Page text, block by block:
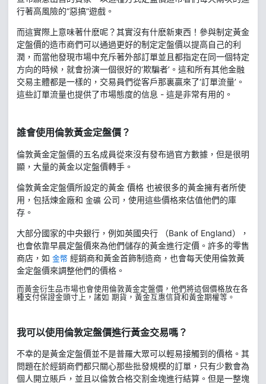
行著高風險的“惡搞”遊戲。
而這實際上意味著什麽呢？其實沒有什麽新東西！參與制定黃金
定盤價的造市商們可以通過更好的制定定盤價以提高自己的利
潤，而當他發現市場中充斥著外部訂單並且都指定在同一個特定
方向的時候，就會扮演一個很好的‘欺騙者’。這和所有其他金融
交易主體都是一樣的，交易員們從客戶那裏贏來了‘訂單流量’。
這些訂單流量也提供了市場態度的信息 - 這是非常有用的。
誰會使用倫敦黃金定盤價 ？
倫敦黃金定盤價的五名成員從來沒有發布過官方數據，但是很明
顯，大量的黃金以定盤價轉手。
倫敦黃金定盤價所設定的黃金 價格 也被很多的黃金擁有者所使
用，包括煉金廠和 金礦 公司，使用這些價格來估值他們的庫
存。
大部分國家的中央銀行，例如英國央行 （Bank of England），
也會依靠早晨定盤價來為他們儲存的黃金進行定價。許多的零售
商店，如 金幣 經銷商和黃金首飾制造商，也會每天使用倫敦黃
金定盤價來調整他們的價格。
而黃金衍生品市場也會使用倫敦黃金定盤價，他們將這個價格放在各
種支付保證金頭寸上，諸如 期貨，黃金互惠信貸和黃金期權等。
我可以使用倫敦定盤價進行黃金交易嗎？
不幸的是黃金定盤價並不是普羅大眾可以輕易接觸到的價格。其
問題在於經銷商們都只關心那些批發規模的訂單，只有少數會為
個人開立賬戶，並且以倫敦合格交割金塊進行結算。但是一整塊